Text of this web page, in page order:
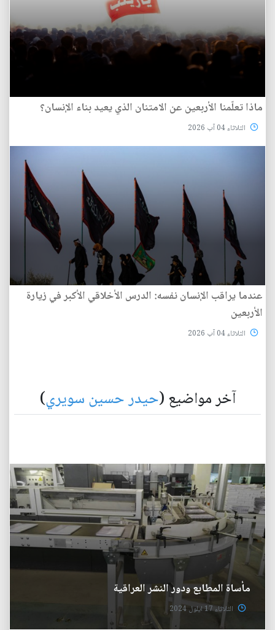
ماذا تعلّمنا الأربعين عن الامتنان الذي يعيد بناء الإنسان؟
الثلاثاء 04 آب 2026
عندما يراقب الإنسان نفسه: الدرس الأخلاقي الأكبر في زيارة
الأربعين
الثلاثاء 04 آب 2026
آخر مواضيع (حيدر حسين سويري)
مأساة المطابع ودور النشر العراقية
الثلاثاء 17 ايلول 2024